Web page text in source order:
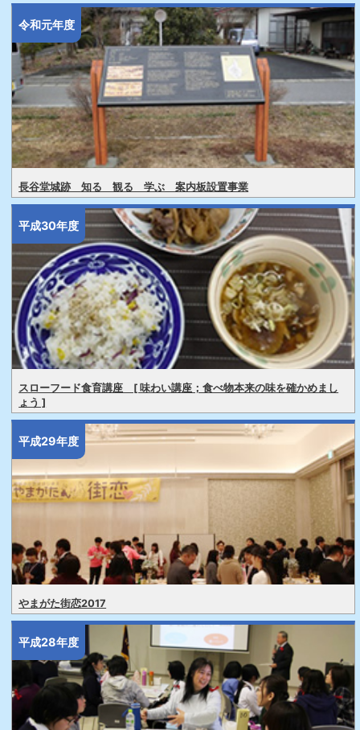
令和元年度
長谷堂城跡 知る 観る 学ぶ 案内板設置事業
平成30年度
スローフード食育講座 [ 味わい講座；食べ物本来の味を確かめまし
ょう ]
平成29年度
やまがた街恋2017
平成28年度